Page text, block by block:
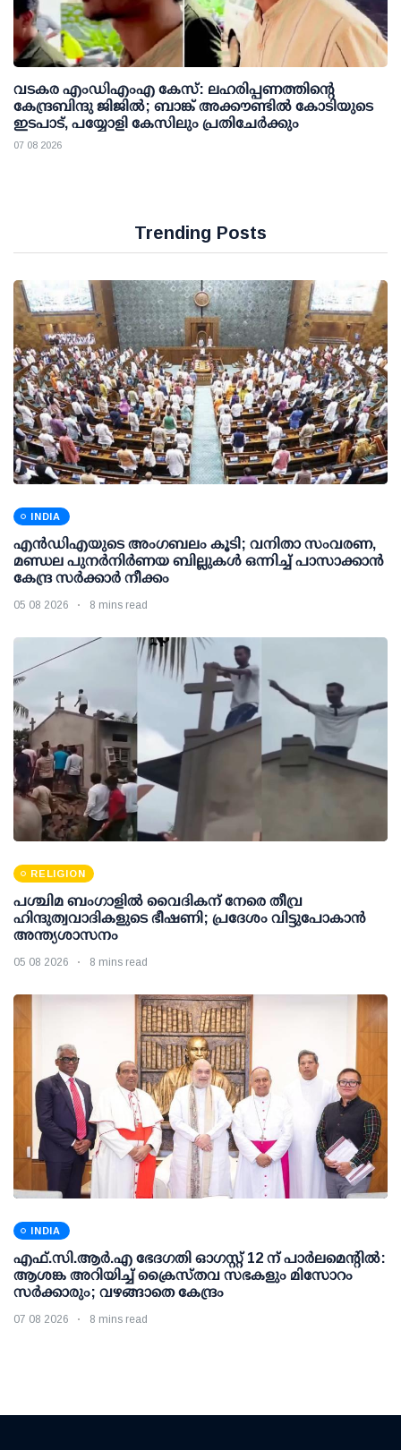
വടകര എംഡിഎംഎ കേസ്: ലഹരിപ്പണത്തിന്റെ
കേന്ദ്രബിന്ദു ജിജില്‍; ബാങ്ക് അക്കൗണ്ടില്‍ കോടിയുടെ
ഇടപാട്, പയ്യോളി കേസിലും പ്രതിചേര്‍ക്കും
07 08 2026
Trending Posts
INDIA
എന്‍ഡിഎയുടെ അംഗബലം കൂടി; വനിതാ സംവരണ,
മണ്ഡല പുനര്‍നിര്‍ണയ ബില്ലുകള്‍ ഒന്നിച്ച് പാസാക്കാന്‍
കേന്ദ്ര സര്‍ക്കാര്‍ നീക്കം
05 08 2026 8 mins read
RELIGION
പശ്ചിമ ബംഗാളിൽ വൈദികന് നേരെ തീവ്ര
ഹിന്ദുത്വവാദികളുടെ ഭീഷണി; പ്രദേശം വിട്ടുപോകാൻ
അന്ത്യശാസനം
05 08 2026 8 mins read
INDIA
എഫ്.സി.ആര്‍.എ ഭേദഗതി ഓഗസ്റ്റ് 12 ന് പാര്‍ലമെന്റില്‍:
ആശങ്ക അറിയിച്ച് ക്രൈസ്തവ സഭകളും മിസോറം
സര്‍ക്കാരും; വഴങ്ങാതെ കേന്ദ്രം
07 08 2026 8 mins read